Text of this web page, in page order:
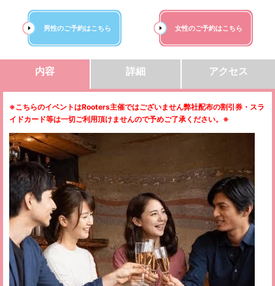
男性のご予約はこちら 女性のご予約はこちら
内容 詳細 アクセス
※こちらのイベントはRooters主催ではございません弊社配布の割引券・スラ
イドカード等は一切ご利用頂けませんので予めご了承ください。 ※